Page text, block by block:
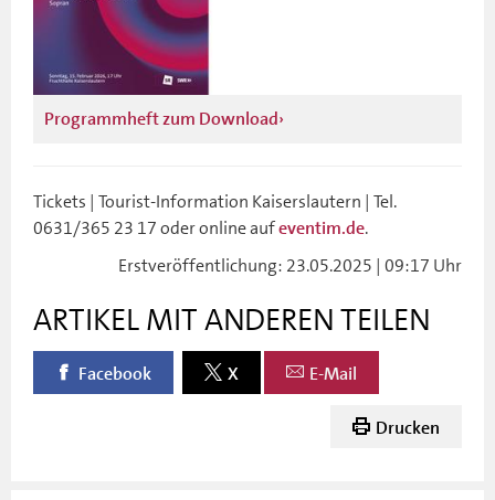
Programmheft zum Download
Tickets | Tourist-Information Kaiserslautern | Tel.
0631/365 23 17 oder online aufeventim.de.
Erstveröffentlichung: 23.05.2025 | 09:17 Uhr
ARTIKEL MIT ANDEREN TEILEN
Facebook X E-Mail
Drucken